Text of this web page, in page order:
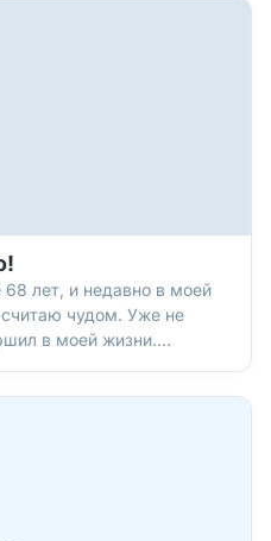
есть «фактор Бога»,
лет, и недавно в моей
чудом. Уже не
в моей жизни.